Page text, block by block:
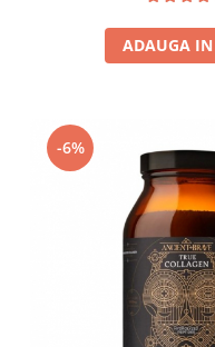
ADAUGA IN
-6%